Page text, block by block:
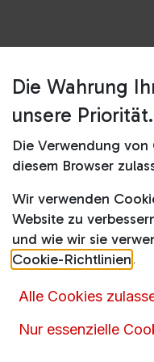
SBSQ4590DX
1.444,00€ inkl.
Artikelnummer :
15332
Die Wahrung
unsere Priorität.
Die Verwendung
diesem Browser
Wir verwenden
Website zu
und wie wir sie
Cookie-Richtlinien.
Alle Cookies
Nur essenzielle